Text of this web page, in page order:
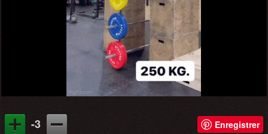
-3 Enregistrer